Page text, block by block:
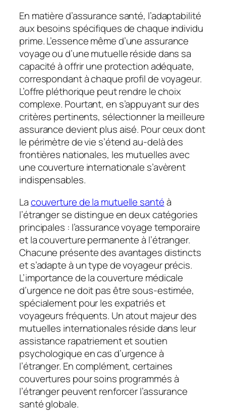
En matière d’assurance santé, l’adaptabilité
aux besoins spécifiques de chaque individu
prime. L’essence même d’une assurance
voyage ou d’une mutuelle réside dans sa
capacité à offrir une protection adéquate,
correspondant à chaque profil de voyageur.
L’offre pléthorique peut rendre le choix
complexe. Pourtant, en s’appuyant sur des
critères pertinents, sélectionner la meilleure
assurance devient plus aisé. Pour ceux dont
le périmètre de vie s’étend au-delà des
frontières nationales, les mutuelles avec
une couverture internationale s’avèrent
indispensables.
Lacouverture de la mutuelle santéà
l’étranger se distingue en deux catégories
principales : l’assurance voyage temporaire
et la couverture permanente à l’étranger.
Chacune présente des avantages distincts
et s’adapte à un type de voyageur précis.
L’importance de la couverture médicale
d’urgence ne doit pas être sous-estimée,
spécialement pour les expatriés et
voyageurs fréquents. Un atout majeur des
mutuelles internationales réside dans leur
assistance rapatriement et soutien
psychologique en cas d’urgence à
l’étranger. En complément, certaines
couvertures pour soins programmés à
l’étranger peuvent renforcer l’assurance
santé globale.